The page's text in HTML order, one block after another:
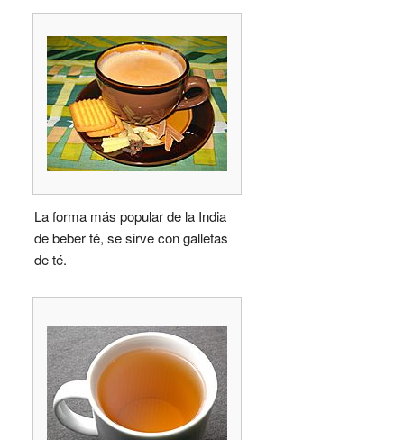
La forma más popular de la India
de beber té, se sirve con galletas
de té.